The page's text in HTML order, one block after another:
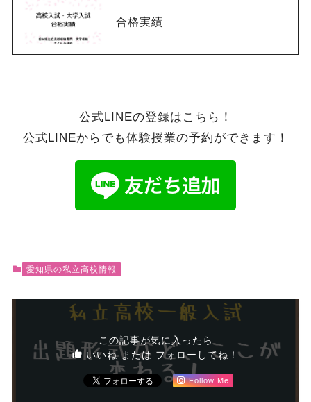
合格実績
公式LINEの登録はこちら！
公式LINEからでも体験授業の予約ができます！
愛知県の私立高校情報
この記事が気に入ったら
いいね または フォローしてね！
Follow Me